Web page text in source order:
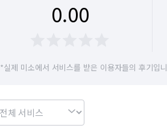
0.00
*실제 미소에서 서비스를 받은 이용자들의 후기입